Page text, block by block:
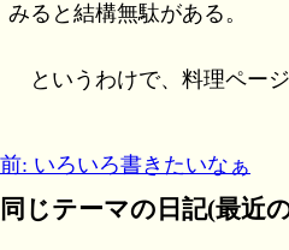
みると結構無駄がある。
というわけで、料理ペー
前: いろいろ書きたいなぁ
同じテーマの日記(最近